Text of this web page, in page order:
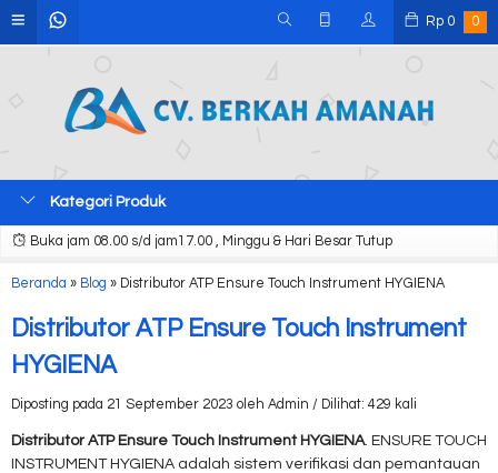
Rp 0 0
Kategori Produk
Buka jam 08.00 s/d jam17.00 , Minggu & Hari Besar Tutup
Beranda » Blog » Distributor ATP Ensure Touch Instrument HYGIENA
Distributor ATP Ensure Touch Instrument
HYGIENA
Diposting pada 21 September 2023 oleh Admin / Dilihat: 429 kali
Distributor ATP Ensure Touch Instrument HYGIENA. ENSURE TOUCH
INSTRUMENT HYGIENA adalah sistem verifikasi dan pemantauan